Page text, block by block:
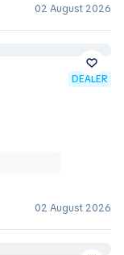
02 August 2026
DEALER
02 August 2026